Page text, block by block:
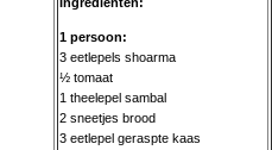
1 persoon:
3 eetlepels shoarma
½ tomaat
1 theelepel sambal
2 sneetjes brood
3 eetlepel geraspte kaas